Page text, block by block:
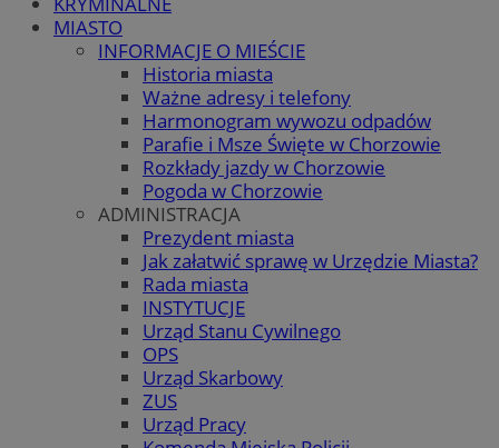
MIASTO
INFORMACJE O MIEŚCIE
Historia miasta
Ważne adresy i telefony
Harmonogram wywozu odpadów
Parafie i Msze Święte w Chorzowie
Rozkłady jazdy w Chorzowie
Pogoda w Chorzowie
ADMINISTRACJA
Prezydent miasta
Jak załatwić sprawę w Urzędzie Miasta?
Rada miasta
INSTYTUCJE
Urząd Stanu Cywilnego
OPS
Urząd Skarbowy
ZUS
Urząd Pracy